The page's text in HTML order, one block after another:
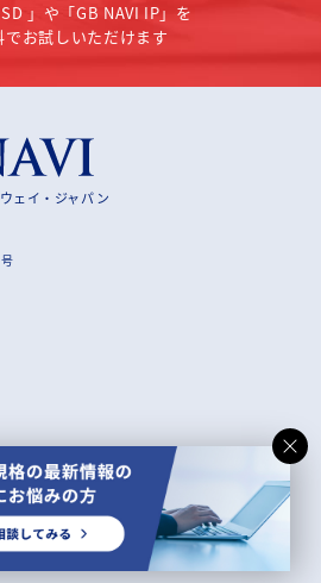
SD 」や「GB NAVI IP」を
でお試しいただけます
ェイ・ジャパン
CO.,LTD. All rights reserved.